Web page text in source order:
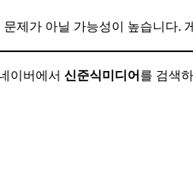
제가 아닐 가능성이 높습니다.
이버에서 신준식미디어 를 검색